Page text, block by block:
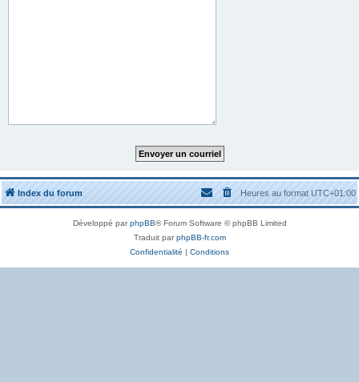
Index du forum Heures au formatUTC+01:00
Développé parphpBB® Forum Software © phpBB Limited
Traduit parphpBB-fr.com
Confidentialité | Conditions